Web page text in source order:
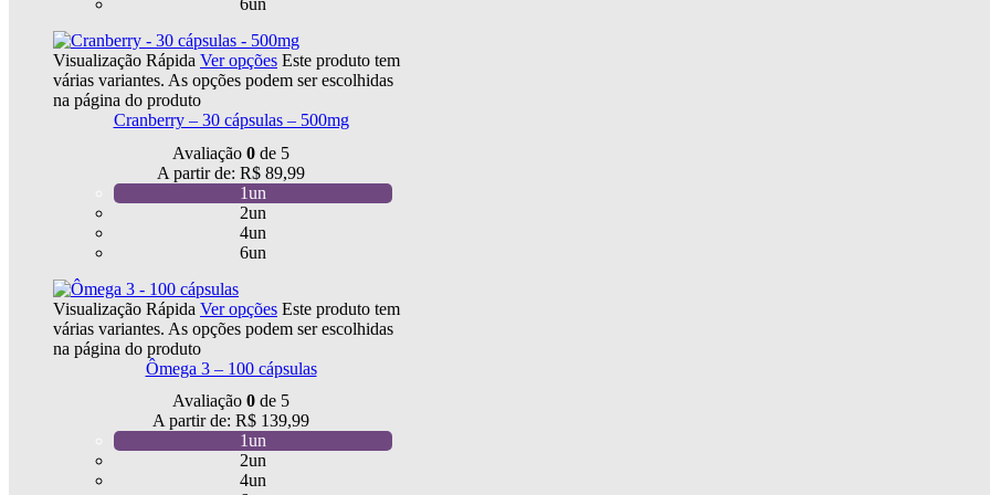
6un
Visualização Rápida Ver opções Este produto tem
várias variantes. As opções podem ser escolhidas
na página do produto
Cranberry – 30 cápsulas – 500mg
Avaliação 0 de 5
A partir de: R$ 89,99
1un
2un
4un
6un
Visualização Rápida Ver opções Este produto tem
várias variantes. As opções podem ser escolhidas
na página do produto
Ômega 3 – 100 cápsulas
Avaliação 0 de 5
A partir de: R$ 139,99
1un
2un
4un